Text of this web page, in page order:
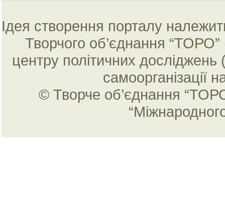
Ідея створення порталу
Творчого об’єднання
центру політичних
самоорганізації
© Творче об’єднання